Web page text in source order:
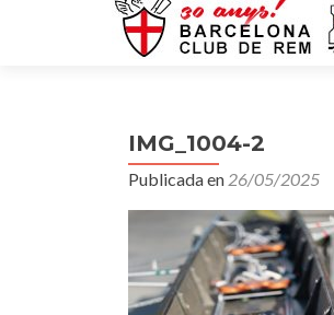
IMG_1004-2
Publicada en 26/05/2025